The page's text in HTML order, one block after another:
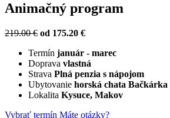
Animačný program
219.00 € od 175.20 €
Termín január - marec
Doprava vlastná
Strava Plná penzia s nápojom
Ubytovanie horská chata Bačkárka
Lokalita Kysuce, Makov
Vybrať termín Máte otázky?